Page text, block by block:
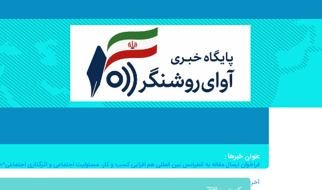
عنوان خبرها :
فراخوان ارسال مقاله به کنفرانس بین المللی هم افزایی کسب و کار، مسئولیت اجتماعی و اثرگذاری اجتماعی^12000
آخرین کامیت؛بدرود ماهان ملک آرا – به قلم دکتر ملیکا ملک آرا^12000